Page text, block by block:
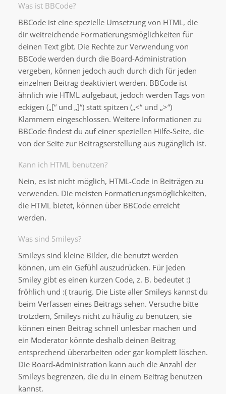
Was ist BBCode?
BBCode ist eine spezielle Umsetzung von HTML, die
dir weitreichende Formatierungsmöglichkeiten für
deinen Text gibt. Die Rechte zur Verwendung von
BBCode werden durch die Board-Administration
vergeben, können jedoch auch durch dich für jeden
einzelnen Beitrag deaktiviert werden. BBCode ist
ähnlich wie HTML aufgebaut, jedoch werden Tags von
eckigen („[“ und „]“) statt spitzen („<“ und „>“)
Klammern eingeschlossen. Weitere Informationen zu
BBCode findest du auf einer speziellen Hilfe-Seite, die
von der Seite zur Beitragserstellung aus zugänglich ist.
Kann ich HTML benutzen?
Nein, es ist nicht möglich, HTML-Code in Beiträgen zu
verwenden. Die meisten Formatierungsmöglichkeiten,
die HTML bietet, können über BBCode erreicht
werden.
Was sind Smileys?
Smileys sind kleine Bilder, die benutzt werden
können, um ein Gefühl auszudrücken. Für jeden
Smiley gibt es einen kurzen Code, z. B. bedeutet :)
fröhlich und :( traurig. Die Liste aller Smileys kannst du
beim Verfassen eines Beitrags sehen. Versuche bitte
trotzdem, Smileys nicht zu häufig zu benutzen, sie
können einen Beitrag schnell unlesbar machen und
ein Moderator könnte deshalb deinen Beitrag
entsprechend überarbeiten oder gar komplett löschen.
Die Board-Administration kann auch die Anzahl der
Smileys begrenzen, die du in einem Beitrag benutzen
kannst.